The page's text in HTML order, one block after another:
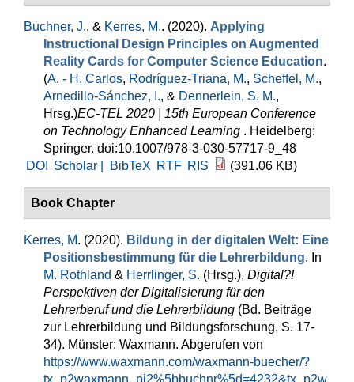
Buchner, J., & Kerres, M.. (2020). Applying
Instructional Design Principles on Augmented
Reality Cards for Computer Science Education.
(A. - H. Carlos, Rodríguez-Triana, M., Scheffel, M.,
Arnedillo-Sánchez, I., & Dennerlein, S. M.,
Hrsg.)EC-TEL 2020 | 15th European Conference
on Technology Enhanced Learning . Heidelberg:
Springer. doi:10.1007/978-3-030-57717-9_48
DOI
Scholar | BibTeX RTF RIS (391.06 KB)
Book Chapter
Kerres, M. (2020). Bildung in der digitalen Welt: Eine
Positionsbestimmung für die Lehrerbildung. In
M. Rothland & Herrlinger, S. (Hrsg.), Digital?!
Perspektiven der Digitalisierung für den
Lehrerberuf und die Lehrerbildung (Bd. Beiträge
zur Lehrerbildung und Bildungsforschung, S. 17-
34). Münster: Waxmann. Abgerufen von
https://www.waxmann.com/waxmann-buecher/?
tx_p2waxmann_pi2%5bbuchnr%5d=4232&tx_p2w